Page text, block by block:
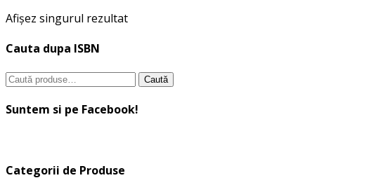
Afișez singurul rezultat
Cauta dupa ISBN
Caută
Caută
Suntem si pe Facebook!
Categorii de Produse